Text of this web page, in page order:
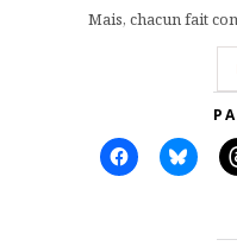
Mais, chacun fait